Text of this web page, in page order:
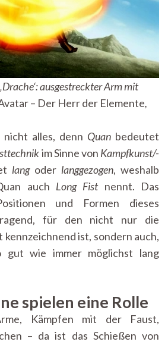
ausgestreckter Arm mit
– Der Herr der Elemente,
alles, denn Quanbedeutet
im Sinne von Kampfkunst/-
langoder langgezogen, weshalb
auch Long Fistnennt. Das
und Formen dieses
für den nicht nur die
kennzeichnend ist, sondern auch,
gut wie immer möglichst lang
spielen eine Rolle
Kämpfen mit der Faust,
– da ist das Schießen von